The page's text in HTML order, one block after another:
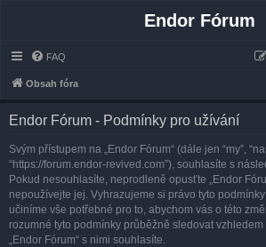
Endor Fórum
FAQ
Obsah fóra
Endor Fórum - Podmínky pro užívání
Svým přístupem na „Endor Fórum“ (dále jen “my”,
“https://forum.endor-revived.com”), souhlasíte s
Pokud nesouhlasíte, neprodleně opusťte „Endor
nepoužívejte jej. Vyhrazujeme si právo tyto
učiníme vše potřebné pro to, abychom vás o této
rozumné tyto podmínky průběžně sledovat
„Endor Fórum“ s nimi souhlasíte.